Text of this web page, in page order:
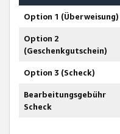
Option 1 (Überweisung)
Option 2
(Geschenkgutschein)
Option 3 (Scheck)
Bearbeitungsgebühr
Scheck